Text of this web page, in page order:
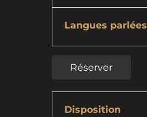
Langues parlées
Réserver
Disposition